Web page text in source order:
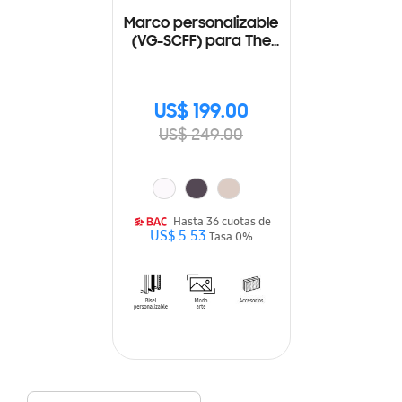
Marco personalizable
(VG-SCFF) para The
US$ 199.00
US$ 249.00
Hasta 36 cuotas de
US$ 5.53Tasa 0%